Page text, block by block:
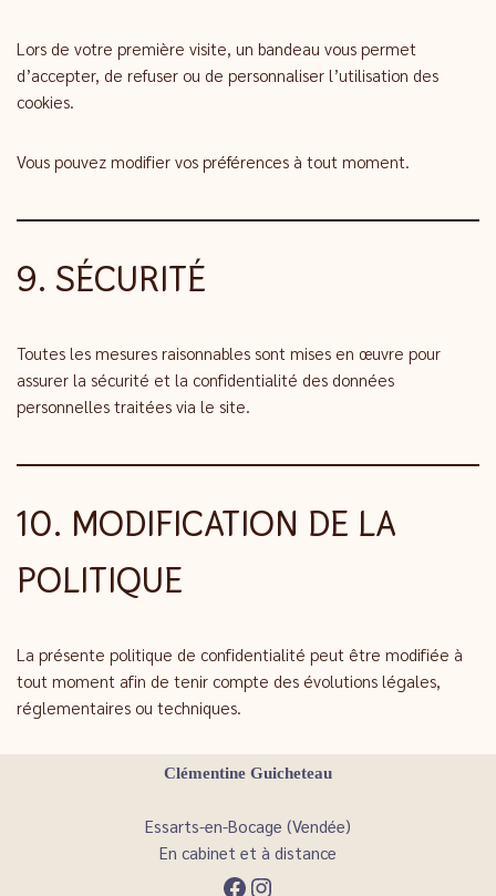
Lors de votre première visite, un bandeau vous permet
d’accepter, de refuser ou de personnaliser l’utilisation des
cookies.
Vous pouvez modifier vos préférences à tout moment.
9. SÉCURITÉ
Toutes les mesures raisonnables sont mises en œuvre pour
assurer la sécurité et la confidentialité des données
personnelles traitées via le site.
10. MODIFICATION DE LA
POLITIQUE
La présente politique de confidentialité peut être modifiée à
tout moment afin de tenir compte des évolutions légales,
réglementaires ou techniques.
Clémentine Guicheteau
Essarts-en-Bocage (Vendée)
En cabinet et à distance